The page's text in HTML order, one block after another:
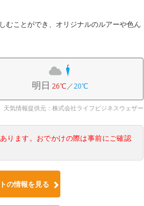
むことができ、オリジナルのルアーや色ん
明日 26℃／20℃
天気情報提供元：株式会社ライフビジネスウェザー
ります。おでかけの際は事前にご確認
の情報を見る